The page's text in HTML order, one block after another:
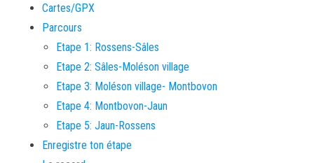
Cartes/GPX
Parcours
Etape 1: Rossens-Sâles
Etape 2: Sâles-Moléson village
Etape 3: Moléson village- Montbovon
Etape 4: Montbovon-Jaun
Etape 5: Jaun-Rossens
Enregistre ton étape